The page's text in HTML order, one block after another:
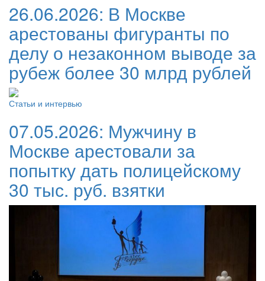
26.06.2026: В Москве
арестованы фигуранты по
делу о незаконном выводе за
рубеж более 30 млрд рублей
Статьи и интервью
07.05.2026: Мужчину в
Москве арестовали за
попытку дать полицейскому
30 тыс. руб. взятки